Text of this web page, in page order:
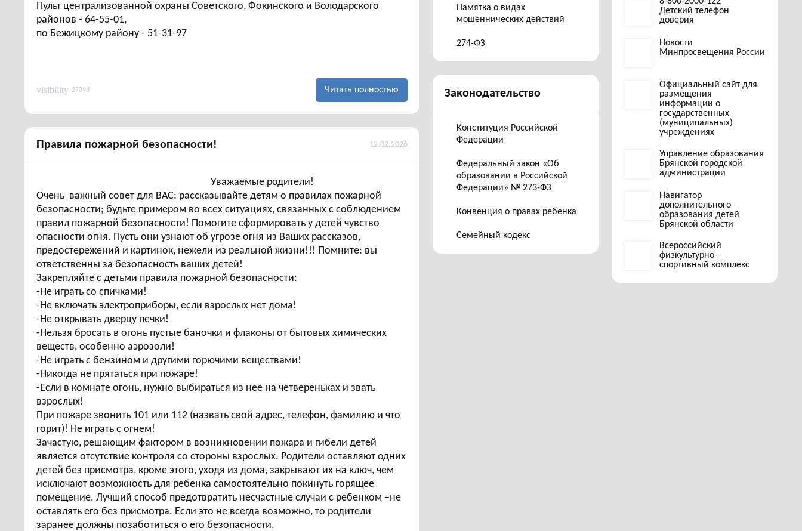
Пульт централизованной охраны Советского, Фокинского и Володарского
районов - 64-55-01,
по Бежицкому району - 51-31-97
visibility 27398 Читать полностью
Правила пожарной безопасности! 12.02.2026
Уважаемые родители!
Очень важный совет для ВАС: рассказывайте детям о правилах пожарной
безопасности; будьте примером во всех ситуациях, связанных с соблюдением
правил пожарной безопасности! Помогите сформировать у детей чувство
опасности огня. Пусть они узнают об угрозе огня из Ваших рассказов,
предостережений и картинок, нежели из реальной жизни!!! Помните: вы
ответственны за безопасность ваших детей!
Закрепляйте с детьми правила пожарной безопасности:
-Не играть со спичками!
-Не включать электроприборы, если взрослых нет дома!
-Не открывать дверцу печки!
-Нельзя бросать в огонь пустые баночки и флаконы от бытовых химических
веществ, особенно аэрозоли!
-Не играть с бензином и другими горючими веществами!
-Никогда не прятаться при пожаре!
-Если в комнате огонь, нужно выбираться из нее на четвереньках и звать
взрослых!
При пожаре звонить 101 или 112 (назвать свой адрес, телефон, фамилию и что
горит)! Не играть с огнем!
Зачастую, решающим фактором в возникновении пожара и гибели детей
является отсутствие контроля со стороны взрослых. Родители оставляют одних
детей без присмотра, кроме этого, уходя из дома, закрывают их на ключ, чем
исключают возможность для ребенка самостоятельно покинуть горящее
помещение. Лучший способ предотвратить несчастные случаи с ребенком –не
оставлять его без присмотра. Если это не всегда возможно, то родители
заранее должны позаботиться о его безопасности.
Памятка о видах
мошеннических действий
274-ФЗ
Законодательство
Конституция Российской
Федерации
Федеральный закон «Об
образовании в Российской
Федерации» № 273-ФЗ
Конвенция о правах ребенка
Семейный кодекс
Детский телефон
доверия
Новости
Минпросвещения России
Официальный сайт для
размещения
информации о
государственных
(муниципальных)
учреждениях
Управление образования
Брянской городской
администрации
Навигатор
дополнительного
образования детей
Брянской области
Всероссийский
физкультурно-
спортивный комплекс